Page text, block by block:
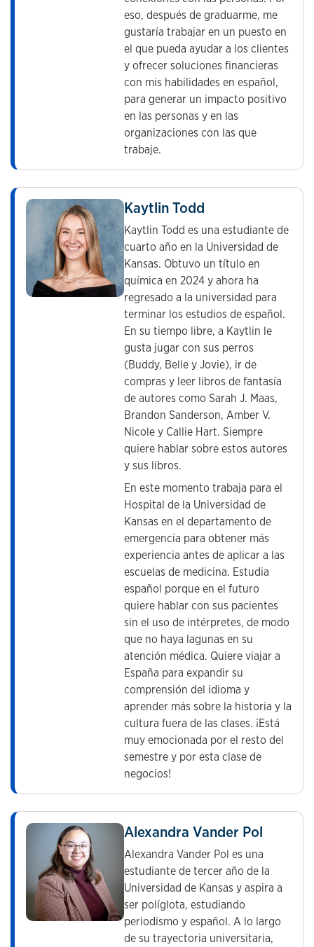
eso, después de graduarme, me
gustaría trabajar en un puesto en
el que pueda ayudar a los clientes
y ofrecer soluciones financieras
con mis habilidades en español,
para generar un impacto positivo
en las personas y en las
organizaciones con las que
trabaje.
Kaytlin Todd
Kaytlin Todd es una estudiante de
cuarto año en la Universidad de
Kansas. Obtuvo un título en
química en 2024 y ahora ha
regresado a la universidad para
terminar los estudios de español.
En su tiempo libre, a Kaytlin le
gusta jugar con sus perros
(Buddy, Belle y Jovie), ir de
compras y leer libros de fantasía
de autores como Sarah J. Maas,
Brandon Sanderson, Amber V.
Nicole y Callie Hart. Siempre
quiere hablar sobre estos autores
y sus libros.
En este momento trabaja para el
Hospital de la Universidad de
Kansas en el departamento de
emergencia para obtener más
experiencia antes de aplicar a las
escuelas de medicina. Estudia
español porque en el futuro
quiere hablar con sus pacientes
sin el uso de intérpretes, de modo
que no haya lagunas en su
atención médica. Quiere viajar a
España para expandir su
comprensión del idioma y
aprender más sobre la historia y la
cultura fuera de las clases. ¡Está
muy emocionada por el resto del
semestre y por esta clase de
negocios!
Alexandra Vander Pol
Alexandra Vander Pol es una
estudiante de tercer año de la
Universidad de Kansas y aspira a
ser políglota, estudiando
periodismo y español. A lo largo
de su trayectoria universitaria,